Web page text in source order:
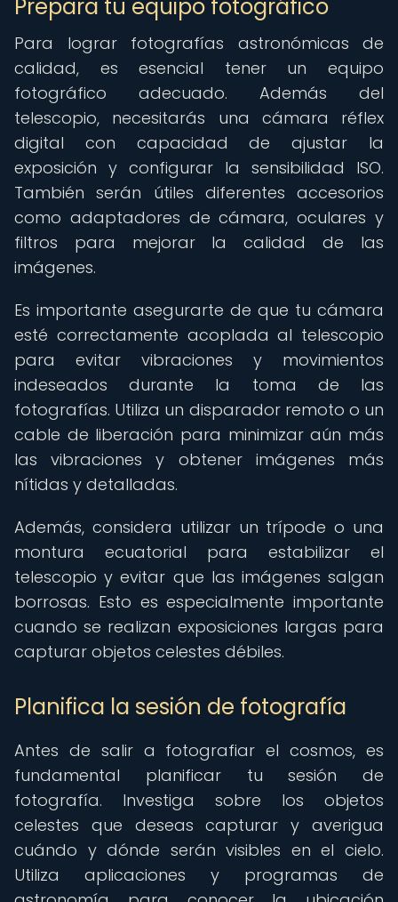
Prepara tu equipo fotográfico
Para lograr fotografías astronómicas de
calidad, es esencial tener un equipo
fotográfico adecuado. Además del
telescopio, necesitarás una cámara réflex
digital con capacidad de ajustar la
exposición y configurar la sensibilidad ISO.
También serán útiles diferentes accesorios
como adaptadores de cámara, oculares y
filtros para mejorar la calidad de las
imágenes.
Es importante asegurarte de que tu cámara
esté correctamente acoplada al telescopio
para evitar vibraciones y movimientos
indeseados durante la toma de las
fotografías. Utiliza un disparador remoto o un
cable de liberación para minimizar aún más
las vibraciones y obtener imágenes más
nítidas y detalladas.
Además, considera utilizar un trípode o una
montura ecuatorial para estabilizar el
telescopio y evitar que las imágenes salgan
borrosas. Esto es especialmente importante
cuando se realizan exposiciones largas para
capturar objetos celestes débiles.
Planifica la sesión de fotografía
Antes de salir a fotografiar el cosmos, es
fundamental planificar tu sesión de
fotografía. Investiga sobre los objetos
celestes que deseas capturar y averigua
cuándo y dónde serán visibles en el cielo.
Utiliza aplicaciones y programas de